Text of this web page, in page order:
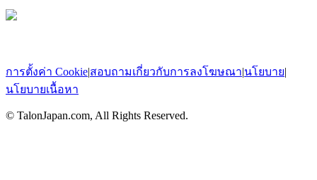
การตั้งค่า Cookie|สอบถามเกี่ยวกับการลงโฆษณา|นโยบาย|
นโยบายเนื้อหา
© TalonJapan.com, All Rights Reserved.